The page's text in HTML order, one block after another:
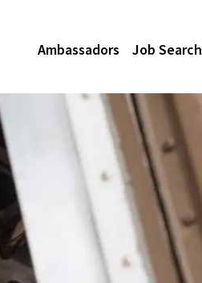
Ambassadors Job Search